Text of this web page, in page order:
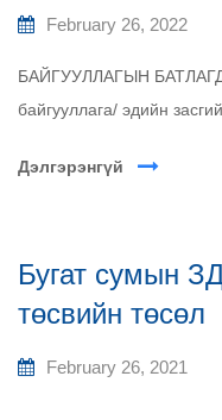
February 26, 2022
БАЙГУУЛЛАГЫН
байгууллага/ эдийн
Дэлгэрэнгүй
Бугат сумын
төсвийн төсөл
February 26, 2021